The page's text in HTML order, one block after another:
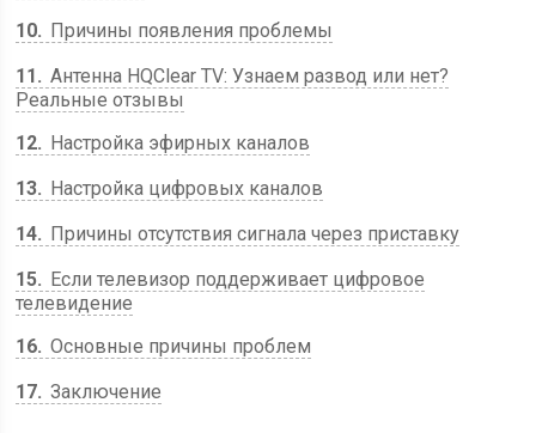
10
Причины появления проблемы
11
Антенна HQClear TV: Узнаем развод или нет?
Реальные отзывы
12
Настройка эфирных каналов
13
Настройка цифровых каналов
14
Причины отсутствия сигнала через приставку
15
Если телевизор поддерживает цифровое
телевидение
16 Основные причины проблем
17 Заключение